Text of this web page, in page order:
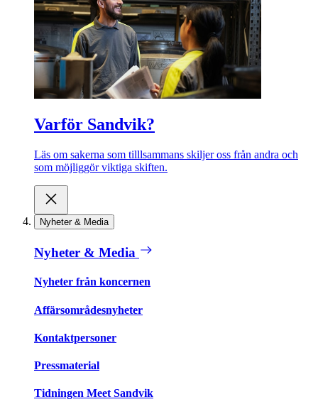
Varför Sandvik?
Läs om sakerna som tilllsammans skiljer oss från andra och
som möjliggör viktiga skiften.
Nyheter & Media
Nyheter & Media
Nyheter från koncernen
Affärsområdesnyheter
Kontaktpersoner
Pressmaterial
Tidningen Meet Sandvik